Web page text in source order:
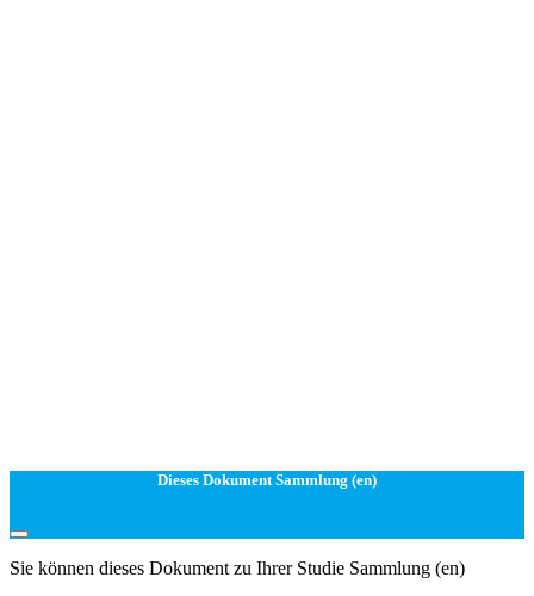
Dieses Dokument Sammlung (en)
Sie können dieses Dokument zu Ihrer Studie Sammlung (en)